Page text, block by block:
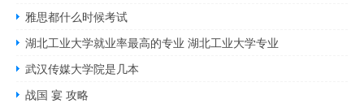
雅思都什么时候考试
湖北工业大学就业率最高的专业 湖北工业大学专业
武汉传媒大学院是几本
战国 宴 攻略